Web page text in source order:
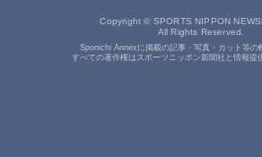
Copyright© SPORTS NIPPON
All Rights Reserved.
Sponichi Annexに掲載の記事・写真・カット等の
すべての著作権はスポーツニッポン新聞社と情報提